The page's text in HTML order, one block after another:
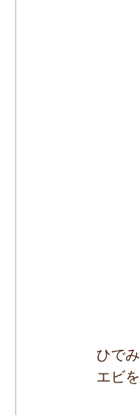
ひで
エビ